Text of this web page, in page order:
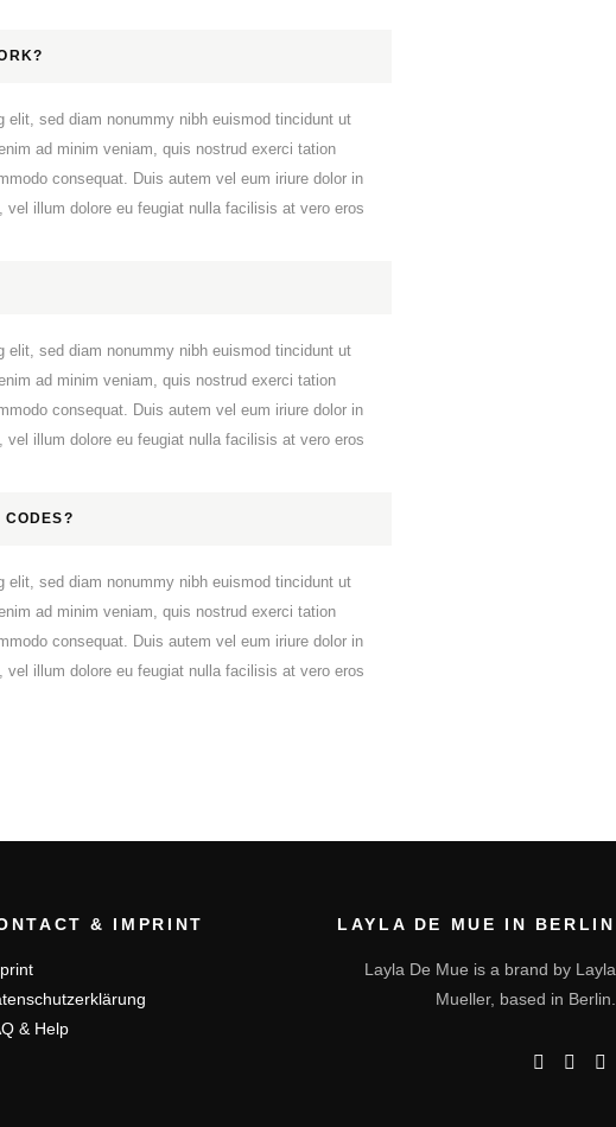
sed diam nonummy nibh euismod tincidunt ut
ad minim veniam, quis nostrud exerci tation
consequat. Duis autem vel eum iriure dolor in
illum dolore eu feugiat nulla facilisis at vero eros
sed diam nonummy nibh euismod tincidunt ut
ad minim veniam, quis nostrud exerci tation
consequat. Duis autem vel eum iriure dolor in
illum dolore eu feugiat nulla facilisis at vero eros
CODES?
sed diam nonummy nibh euismod tincidunt ut
ad minim veniam, quis nostrud exerci tation
consequat. Duis autem vel eum iriure dolor in
illum dolore eu feugiat nulla facilisis at vero eros
& IMPRINT
& Help
LAYLA DE MUE IN BERLIN
Layla De Mue is a brand by Layla
Mueller, based in Berlin.